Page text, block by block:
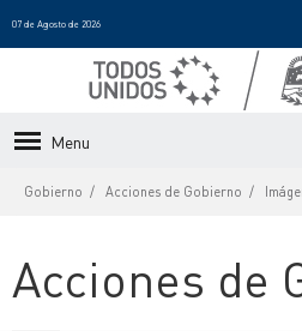
07 de Agosto de 2026
Menu
Gobierno Acciones de Gobierno
Acciones de